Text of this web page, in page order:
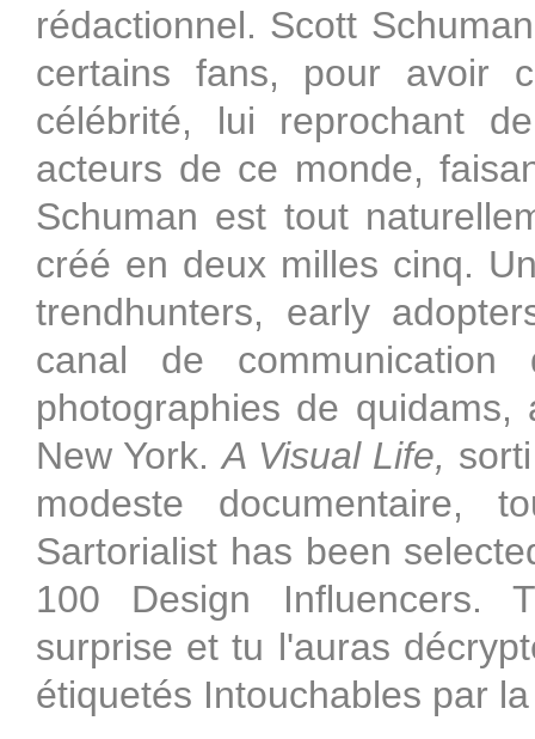
rédactionnel. Scott
certains fans, pour avoir
célébrité, lui reprochant
acteurs de ce monde,
Schuman est tout
créé en deux milles cinq.
trendhunters, early
canal de
photographies de
New York.A Visual Life,
modeste documentaire,
Sartorialist has been
100 Design Influencers.
surprise et tu l'auras
étiquetés Intouchables par